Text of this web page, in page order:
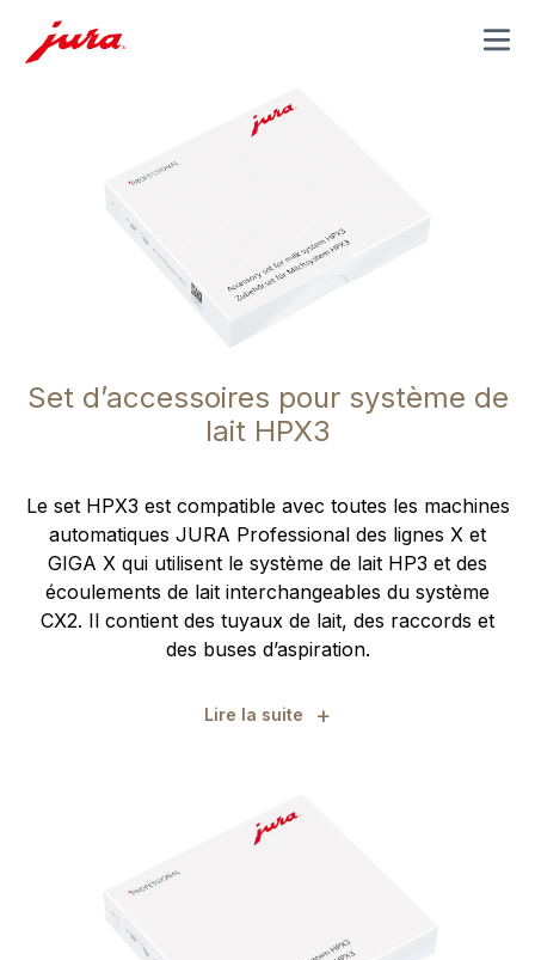
MENU
Set d’accessoires pour système de
lait HPX3
Le set HPX3 est compatible avec toutes les machines
automatiques JURA Professional des lignes X et
GIGA X qui utilisent le système de lait HP3 et des
écoulements de lait interchangeables du système
CX2. Il contient des tuyaux de lait, des raccords et
des buses d’aspiration.
Lire la suite +